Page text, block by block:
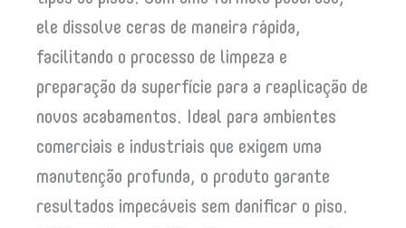
ele dissolve ceras de maneira rápida,
facilitando o processo de limpeza e
preparação da superfície para a reaplicação de
novos acabamentos. Ideal para ambientes
comerciais e industriais que exigem uma
manutenção profunda, o produto garante
resultados impecáveis sem danificar o piso.